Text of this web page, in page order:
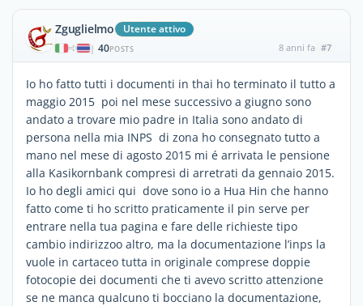
Zguglielmo Utente attivo
| 40POSTS 8 anni fa #7
Io ho fatto tutti i documenti in thai ho terminato il tutto a
maggio 2015 poi nel mese successivo a giugno sono
andato a trovare mio padre in Italia sono andato di
persona nella mia INPS di zona ho consegnato tutto a
mano nel mese di agosto 2015 mi é arrivata le pensione
alla Kasikornbank compresi di arretrati da gennaio 2015.
Io ho degli amici qui dove sono io a Hua Hin che hanno
fatto come ti ho scritto praticamente il pin serve per
entrare nella tua pagina e fare delle richieste tipo
cambio indirizzoo altro, ma la documentazione l’inps la
vuole in cartaceo tutta in originale comprese doppie
fotocopie dei documenti che ti avevo scritto attenzione
se ne manca qualcuno ti bocciano la documentazione,